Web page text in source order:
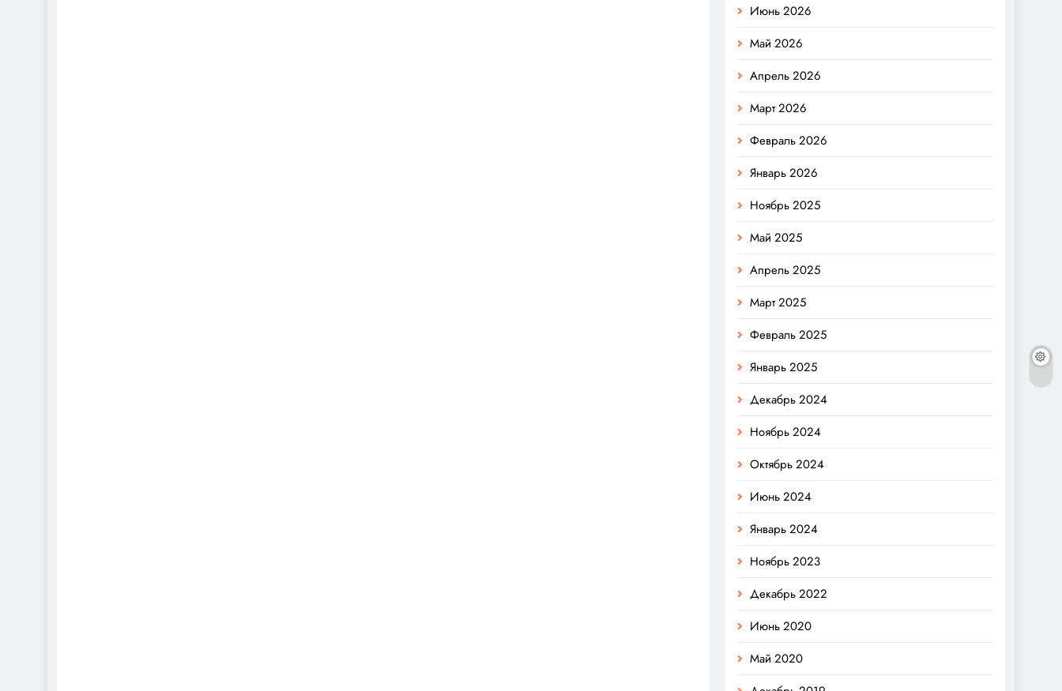
Июнь 2026
Май 2026
Апрель 2026
Март 2026
Февраль 2026
Январь 2026
Ноябрь 2025
Май 2025
Апрель 2025
Март 2025
Февраль 2025
Январь 2025
Декабрь 2024
Ноябрь 2024
Октябрь 2024
Июнь 2024
Январь 2024
Ноябрь 2023
Декабрь 2022
Июнь 2020
Май 2020